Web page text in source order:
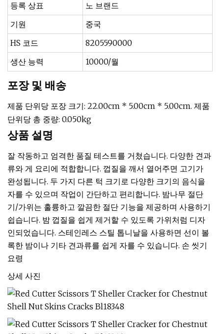
등록 상표
노 브랜드
기원
중국
HS 코드
8205590000
생산 능력
10000/월
포장 및 배송
제품 단위당 포장 크기: 22.00cm * 5.00cm * 5.00cm. 제품
단위당 총 중량: 0.050kg
상품 설명
잘 작동하고 엄격한 품질 테스트를 거쳤습니다. 다양한 견과
류와 게 요리에 적합합니다. 껍질을 깨서 열어주면 고기가
완성됩니다. 두 가지 다른 턱 크기로 다양한 크기의 음식을
자를 수 있으며 작업이 간단하고 편리합니다. 밤나무 절단
기/가위는 훌륭하고 깔끔한 절단 기능을 제공하며 사용하기
쉽습니다. 밤 껍질을 쉽게 제거할 수 있도록 가위처럼 디자
인되었습니다. 스테인레스 스틸 톱니날을 사용하면 선이 볼
록한 밤이나 기타 견과류를 쉽게 자를 수 있습니다. 손 씻기
요령
상세 사진